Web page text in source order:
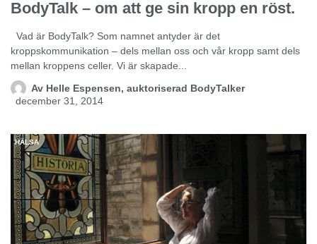
BodyTalk – om att ge sin kropp en röst.
Vad är BodyTalk? Som namnet antyder är det
kroppskommunikation – dels mellan oss och vår kropp samt dels
mellan kroppens celler. Vi är skapade...
Av Helle Espensen, auktoriserad BodyTalker
december 31, 2014
HÄLSA